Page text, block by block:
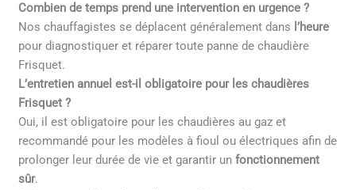
Combien de temps prend une intervention en urgence ?
Nos chauffagistes se déplacent généralement dans l’heure
pour diagnostiquer et réparer toute panne de chaudière
Frisquet.
L’entretien annuel est-il obligatoire pour les chaudières
Frisquet ?
Oui, il est obligatoire pour les chaudières au gaz et
recommandé pour les modèles à fioul ou électriques afin de
prolonger leur durée de vie et garantir unfonctionnement
sûr.